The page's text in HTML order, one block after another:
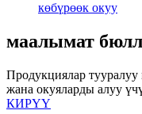
көбүрөөк окуу
маалымат
Продукциялар
жана окуяларды алуу
КИРҮҮ